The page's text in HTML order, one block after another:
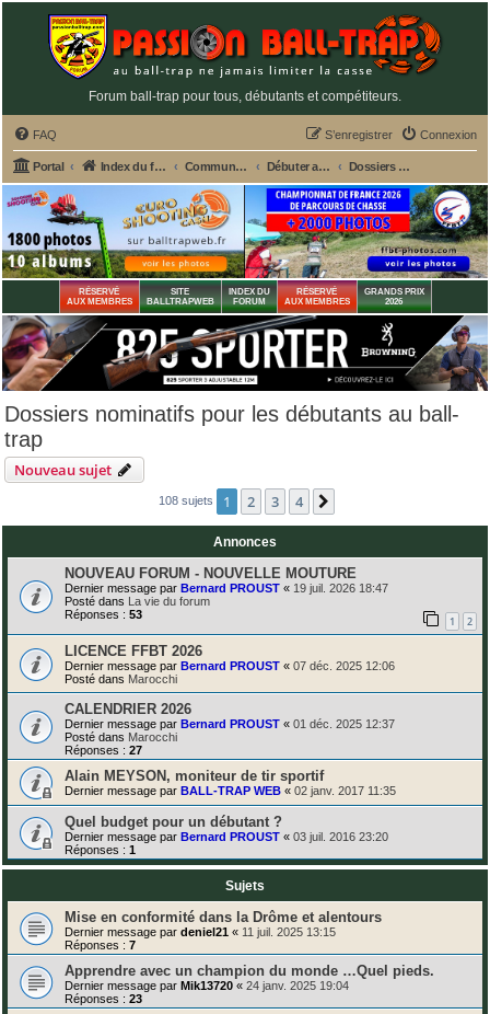
Forum ball-trap pour tous, débutants et compétiteurs.
FAQ Connexion
S’enregistrer
Portal Index du forum Commun aux 2 fédérations ball-trap FFBT et FFT Débuter au ball-trap - Créez votre sujet personnalisé Dossiers nominatifs pour les débutants au ball-trap
RÉSERVÉ
AUX MEMBRES
SITE
BALLTRAPWEB
INDEX DU
FORUM
RÉSERVÉ
AUX MEMBRES
GRANDS PRIX
2026
Dossiers nominatifs pour les débutants au ball-
trap
Nouveau sujet
108 sujets 1 2 3 4
Annonces
NOUVEAU FORUM - NOUVELLE MOUTURE
Dernier message par Bernard PROUST « 19 juil. 2026 18:47
Posté dans La vie du forum
Réponses : 53 1 2
LICENCE FFBT 2026
Dernier message par Bernard PROUST « 07 déc. 2025 12:06
Posté dans Marocchi
CALENDRIER 2026
Dernier message par Bernard PROUST « 01 déc. 2025 12:37
Posté dans Marocchi
Réponses : 27
Alain MEYSON, moniteur de tir sportif
Dernier message par BALL-TRAP WEB « 02 janv. 2017 11:35
Quel budget pour un débutant ?
Dernier message par Bernard PROUST « 03 juil. 2016 23:20
Réponses : 1
Sujets
Mise en conformité dans la Drôme et alentours
Dernier message par deniel21 « 11 juil. 2025 13:15
Réponses : 7
Apprendre avec un champion du monde …Quel pieds.
Dernier message par Mik13720 « 24 janv. 2025 19:04
Réponses : 23